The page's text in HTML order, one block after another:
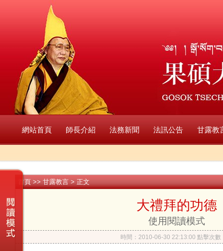
網站首頁 師長介紹 法務新聞 法訊公告 甘露教
首頁 >> 甘露教言 > 正文
大禮拜的功德
使用閱讀模式
時間：2010-06-30 22:13:00 點擊次數